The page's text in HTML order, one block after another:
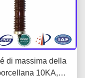
di massima della
10KA,